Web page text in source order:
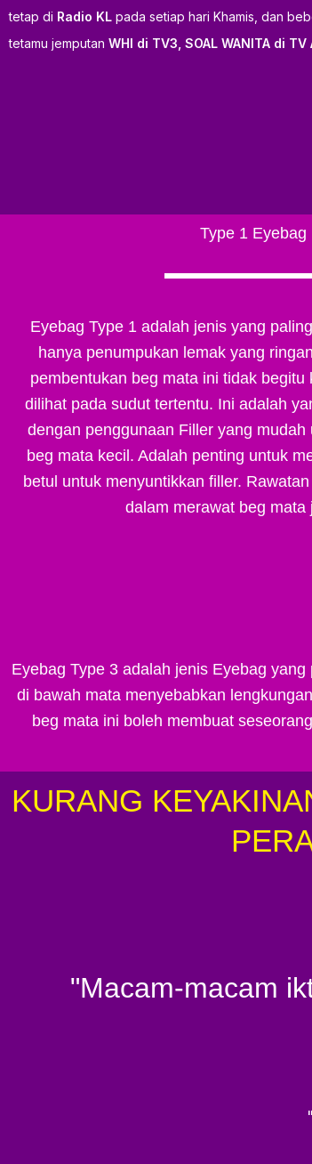
tetap di Radio KL pada setiap hari Khamis, dan
tetamu jemputan WHI di TV3, SOAL WANITA di
Type 1 Eyebag
Eyebag Type 1 adalah jenis yang
hanya penumpukan lemak yang
pembentukan beg mata ini tidak begitu
dilihat pada sudut tertentu. Ini adalah
dengan penggunaan Filler yang
beg mata kecil. Adalah penting untuk
betul untuk menyuntikkan filler.
dalam merawat beg mata
Eyebag Type 3 adalah jenis Eyebag
di bawah mata menyebabkan
beg mata ini boleh membuat
KURANG
"Macam-macam